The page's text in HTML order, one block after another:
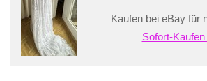
Kaufen bei eBay für
Sofort-